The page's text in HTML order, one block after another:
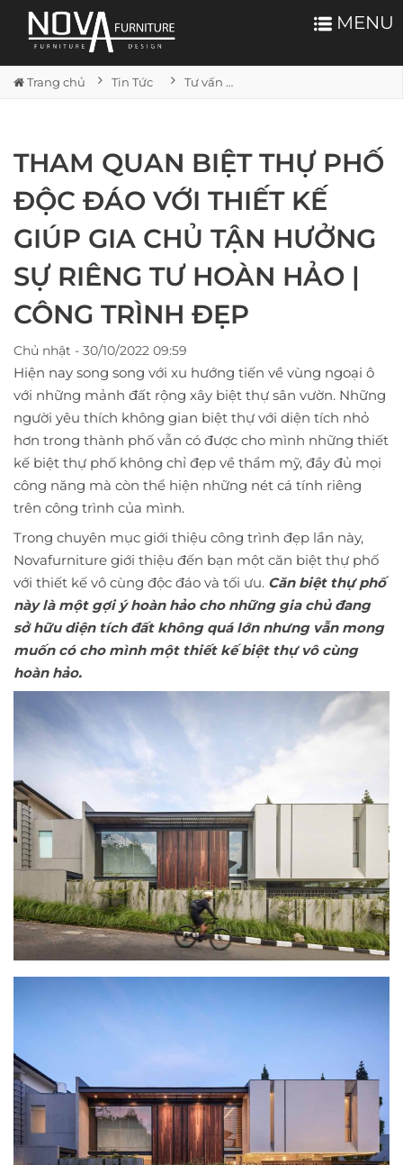
MENU
Trang chủ Tin Tức Tư vấn nội thất
THAM QUAN BIỆT THỰ PHỐ
ĐỘC ĐÁO VỚI THIẾT KẾ
GIÚP GIA CHỦ TẬN HƯỞNG
SỰ RIÊNG TƯ HOÀN HẢO |
CÔNG TRÌNH ĐẸP
Chủ nhật - 30/10/2022 09:59
Hiện nay song song với xu hướng tiến về vùng ngoại ô
với những mảnh đất rộng xây biệt thự sân vườn. Những
người yêu thích không gian biệt thự với diện tích nhỏ
hơn trong thành phố vẫn có được cho mình những thiết
kế biệt thự phố không chỉ đẹp về thẩm mỹ, đầy đủ mọi
công năng mà còn thể hiện những nét cá tính riêng
trên công trình của mình.
Trong chuyên mục giới thiệu công trình đẹp lần này,
Novafurniture giới thiệu đến bạn một căn biệt thự phố
với thiết kế vô cùng độc đáo và tối ưu. Căn biệt thự phố
này là một gợi ý hoàn hảo cho những gia chủ đang
sở hữu diện tích đất không quá lớn nhưng vẫn mong
muốn có cho mình một thiết kế biệt thự vô cùng
hoàn hảo.